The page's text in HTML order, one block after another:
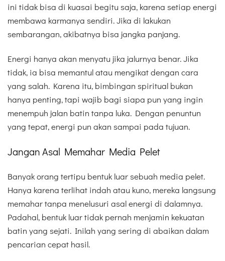
ini tidak bisa di kuasai begitu saja, karena setiap energi
membawa karmanya sendiri. Jika di lakukan
sembarangan, akibatnya bisa jangka panjang.
Energi hanya akan menyatu jika jalurnya benar. Jika
tidak, ia bisa memantul atau mengikat dengan cara
yang salah. Karena itu, bimbingan spiritual bukan
hanya penting, tapi wajib bagi siapa pun yang ingin
menempuh jalan batin tanpa luka. Dengan penuntun
yang tepat, energi pun akan sampai pada tujuan.
Jangan Asal Memahar Media Pelet
Banyak orang tertipu bentuk luar sebuah media pelet.
Hanya karena terlihat indah atau kuno, mereka langsung
memahar tanpa menelusuri asal energi di dalamnya.
Padahal, bentuk luar tidak pernah menjamin kekuatan
batin yang sejati. Inilah yang sering di abaikan dalam
pencarian cepat hasil.